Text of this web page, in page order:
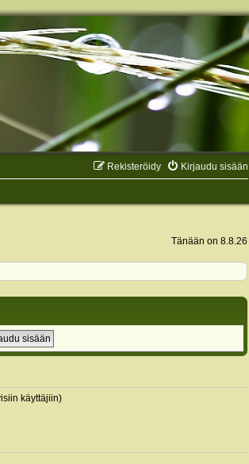
Kirjaudu sisään
Rekisteröidy
Tänään on 8.8.26
käyttäjiin)